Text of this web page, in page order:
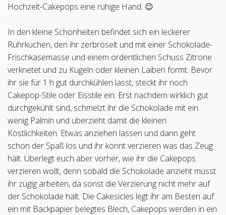
Hochzeit-Cakepops eine ruhige Hand. 😉
In den kleine Schönheiten befindet sich ein leckerer
Rührkuchen, den ihr zerbröselt und mit einer Schokolade-
Frischkäsemasse und einem ordentlichen Schuss Zitrone
verknetet und zu Kugeln oder kleinen Laiben formt. Bevor
ihr sie für 1 h gut durchkühlen lasst, steckt ihr noch
Cakepop-Stile oder Eisstile ein. Erst nachdem wirklich gut
durchgekühlt sind, schmelzt ihr die Schokolade mit ein
wenig Palmin und überzieht damit die kleinen
Köstlichkeiten. Etwas anziehen lassen und dann geht
schon der Spaß los und ihr könnt verzieren was das Zeug
hält. Überlegt euch aber vorher, wie ihr die Cakepops
verzieren wollt, denn sobald die Schokolade anzieht müsst
ihr zügig arbeiten, da sonst die Verzierung nicht mehr auf
der Schokolade hält. Die Cakesicles legt ihr am Besten auf
ein mit Backpapier belegtes Blech, Cakepops werden in ein